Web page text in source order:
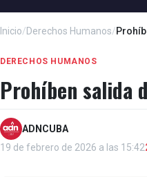
Inicio/Derechos Humanos/
DERECHOS HUMANOS
Prohíben salida
ADNCUBA
19 de febrero de 2026 a las 15:42